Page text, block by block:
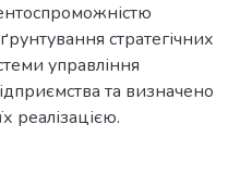
стратегічних
управління
та визначено
реалізацією.